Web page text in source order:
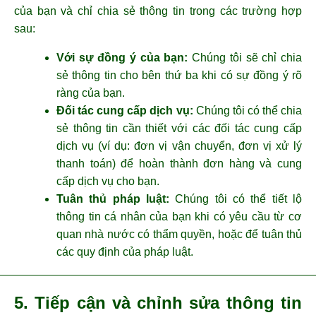
của bạn và chỉ chia sẻ thông tin trong các trường hợp
sau:
Với sự đồng ý của bạn: Chúng tôi sẽ chỉ chia
sẻ thông tin cho bên thứ ba khi có sự đồng ý rõ
ràng của bạn.
Đối tác cung cấp dịch vụ: Chúng tôi có thể chia
sẻ thông tin cần thiết với các đối tác cung cấp
dịch vụ (ví dụ: đơn vị vận chuyển, đơn vị xử lý
thanh toán) để hoàn thành đơn hàng và cung
cấp dịch vụ cho bạn.
Tuân thủ pháp luật: Chúng tôi có thể tiết lộ
thông tin cá nhân của bạn khi có yêu cầu từ cơ
quan nhà nước có thẩm quyền, hoặc để tuân thủ
các quy định của pháp luật.
5. Tiếp cận và chỉnh sửa thông tin